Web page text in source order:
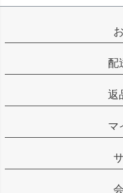
配
返
マ